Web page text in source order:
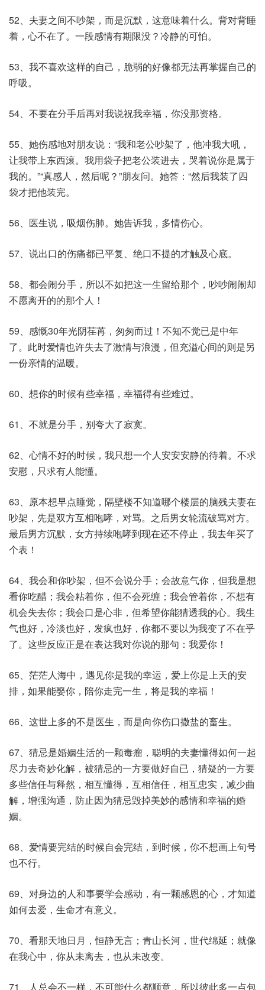
52、夫妻之间不吵架，而是沉默，这意味着什么。背对背睡
着，心不在了。一段感情有期限没？冷静的可怕。
53、我不喜欢这样的自己，脆弱的好像都无法再掌握自己的
呼吸。
54、不要在分手后再对我说祝我幸福，你没那资格。
55、她伤感地对朋友说：“我和老公吵架了，他冲我大吼，
让我带上东西滚。我用袋子把老公装进去，哭着说你是属于
我的。”“真感人，然后呢？”朋友问。她答：“然后我装了四
袋才把他装完。
56、医生说，吸烟伤肺。她告诉我，多情伤心。
57、说出口的伤痛都已平复、绝口不提的才触及心底。
58、都会闹分手，所以不如把这一生留给那个，吵吵闹闹却
不愿离开的的那个人！
59、感慨30年光阴荏苒，匆匆而过！不知不觉已是中年
了。此时爱情也许失去了激情与浪漫，但充溢心间的则是另
一份亲情的温暖。
60、想你的时候有些幸福，幸福得有些难过。
61、不就是分手，别夸大了寂寞。
62、心情不好的时候，我只想一个人安安安静的待着。不求
安慰，只求有人能懂。
63、原本想早点睡觉，隔壁楼不知道哪个楼层的脑残夫妻在
吵架，先是双方互相咆哮，对骂。之后男女轮流破骂对方。
最后男方沉默，女方持续咆哮到现在还不停止，我去年买了
个表！
64、我会和你吵架，但不会说分手；会故意气你，但我是想
看你吃醋；我会粘着你，但不会死缠；我会管着你，不想有
机会失去你；我会口是心非，但希望你能猜透我的心。我生
气也好，冷淡也好，发疯也好，你都不要以为我变了不在乎
了。这些反应正是在表达我对你说的那句：我爱你！
65、茫茫人海中，遇见你是我的幸运，爱上你是上天的安
排，如果能娶你，陪你走完一生，将是我的幸福！
66、这世上多的不是医生，而是向你伤口撒盐的畜生。
67、猜忌是婚姻生活的一颗毒瘤，聪明的夫妻懂得如何一起
尽力去奇妙化解，被猜忌的一方要做好自已，猜疑的一方要
多些信任与释然，相互懂得，互相信任，相互忠实，减少曲
解，增强沟通，防止因为猜忌毁掉美妙的感情和幸福的婚
姻。
68、爱情要完结的时候自会完结，到时候，你不想画上句号
也不行。
69、对身边的人和事要学会感动，有一颗感恩的心，才知道
如何去爱，生命才有意义。
70、看那天地日月，恒静无言；青山长河，世代绵延；就像
在我心中，你从未离去，也从未改变。
71、人总会不一样，不可能什么都顺意，所以彼此多一点包